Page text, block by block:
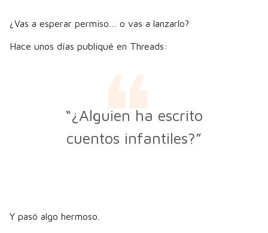
¿Vas a esperar permiso… o vas a lanzarlo?
Hace unos días publiqué en Threads:
“¿Alguien ha escrito
cuentos infantiles?”
Y pasó algo hermoso.